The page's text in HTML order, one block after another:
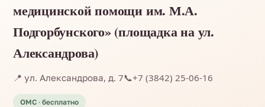
медицинской помощи им. М.А.
Подгорбунского» (площадка на ул.
Александрова)
📍 ул. Александрова, д. 7📞+7 (3842) 25-06-16